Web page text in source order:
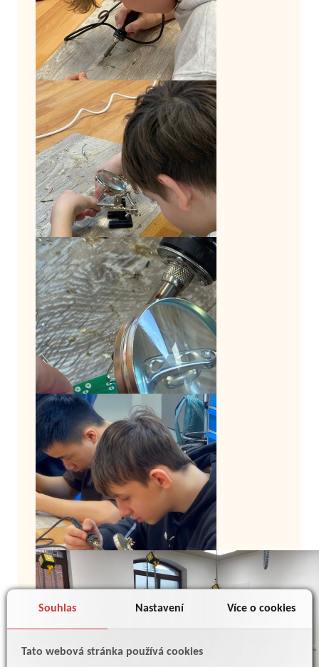
Souhlas Nastavení Více o cookies
Tato webová stránka používá cookies